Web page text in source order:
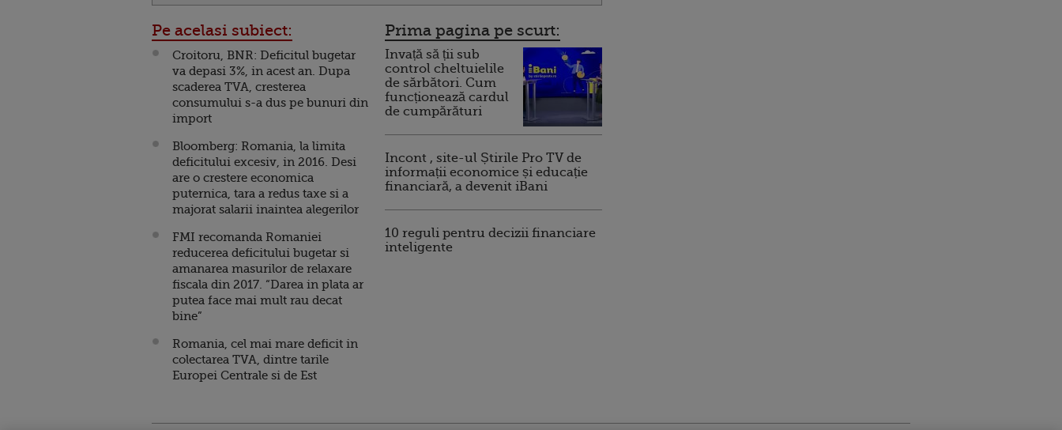
Pe acelasi subiect:
Croitoru, BNR: Deficitul bugetar
va depasi 3%, in acest an. Dupa
scaderea TVA, cresterea
consumului s-a dus pe bunuri din
import
Bloomberg: Romania, la limita
deficitului excesiv, in 2016. Desi
are o crestere economica
puternica, tara a redus taxe si a
majorat salarii inaintea alegerilor
FMI recomanda Romaniei
reducerea deficitului bugetar si
amanarea masurilor de relaxare
fiscala din 2017. “Darea in plata ar
putea face mai mult rau decat
bine”
Romania, cel mai mare deficit in
colectarea TVA, dintre tarile
Europei Centrale si de Est
Prima pagina pe scurt:
Invață să ții sub
control cheltuielile
de sărbători. Cum
funcționează cardul
de cumpărături
Incont , site-ul Știrile Pro TV de
informații economice și educație
financiară, a devenit iBani
10 reguli pentru decizii financiare
inteligente